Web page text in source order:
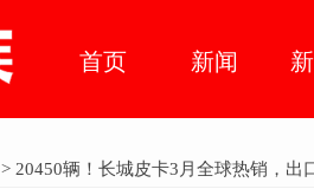
首页 新闻
> 20450辆！长城皮卡3月全球热销，出